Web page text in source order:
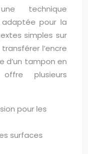
technique
adaptée pour la
simples sur
l’encre
d’un tampon en
plusieurs
pour les
surfaces